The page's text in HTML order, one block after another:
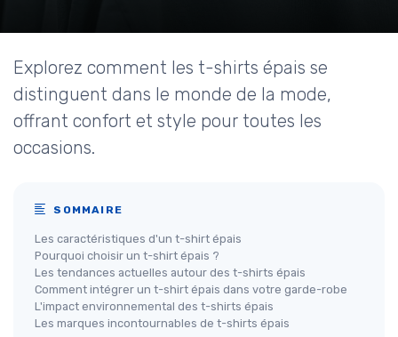
Explorez comment les t-shirts épais se
distinguent dans le monde de la mode,
offrant confort et style pour toutes les
occasions.
SOMMAIRE
Les caractéristiques d'un t-shirt épais
Pourquoi choisir un t-shirt épais ?
Les tendances actuelles autour des t-shirts épais
Comment intégrer un t-shirt épais dans votre garde-robe
L'impact environnemental des t-shirts épais
Les marques incontournables de t-shirts épais